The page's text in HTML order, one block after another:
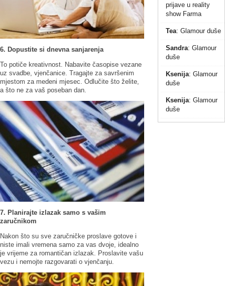
6. Dopustite si dnevna sanjarenja
To potiče kreativnost. Nabavite časopise vezane
uz svadbe, vjenčanice. Tragajte za savršenim
mjestom za medeni mjesec. Odlučite što želite,
a što ne za vaš poseban dan.
7. Planirajte izlazak samo s vašim
zaručnikom
Nakon što su sve zaručničke proslave gotove i
niste imali vremena samo za vas dvoje, idealno
je vrijeme za romantičan izlazak. Proslavite vašu
vezu i nemojte razgovarati o vjenčanju.
prijave u reality
show Farma
Tea: Glamour duše
Sandra: Glamour
duše
Ksenija: Glamour
duše
Ksenija: Glamour
duše